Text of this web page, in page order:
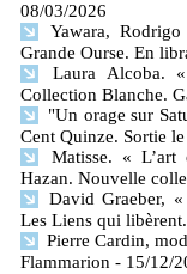
08/03/2026
Yawara,
Grande Ourse. En
Laura Alcoba.
Collection Blanche.
"Un orage sur
Cent Quinze. Sortie
Matisse. «
Hazan. Nouvelle
David Graeber,
Les Liens qui
Pierre Cardin,
Flammarion - 15/12/